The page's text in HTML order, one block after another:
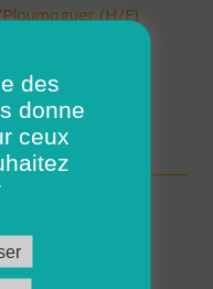
(H/F)
- Plourin, Brélès,
- CDI ou CDD
des
donne
ceux